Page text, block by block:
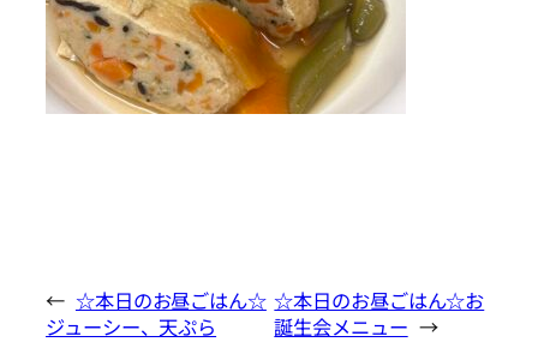
← ☆本日のお昼ごはん☆
ジューシー、天ぷら
☆本日のお昼ごはん☆お
誕生会メニュー →